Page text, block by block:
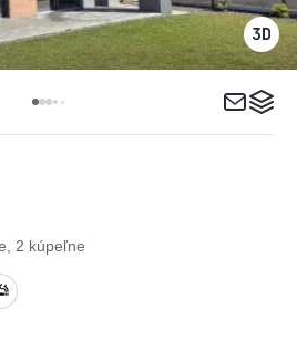
2 kúpeľne